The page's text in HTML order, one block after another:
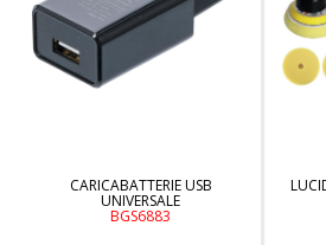
CARICABATTERIE USB
UNIVERSALE
BGS6883